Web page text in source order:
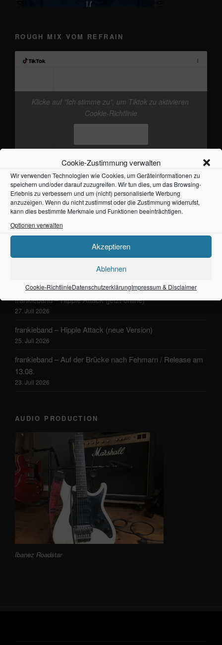
Cookie-Zustimmung verwalten
Wir verwenden Technologien wie Cookies, um Geräteinformationen zu
speichern und/oder darauf zuzugreifen. Wir tun dies, um das Browsing-
Erlebnis zu verbessern und um (nicht) personalisierte Werbung
anzuzeigen. Wenn du nicht zustimmst oder die Zustimmung widerrufst,
kann dies bestimmte Merkmale und Funktionen beeinträchtigen.
Optionen verwalten
Akzeptieren
Ablehnen
Cookie-RichtlinieDatenschutzerklärungImpressum & Disclaimer
ROUGH MIX VOM REFRAIN
@frankiebandneuer Track von mir. mal wieder
den Kopf freikriegen#Ostsee #Fehmarn
Klicke auf "Ich stimme zu", um Tiktok zu aktivieren
Cookie-Richtlinie
NEUESTE BEITRÄGE
Frankieband – Fehmarn Produktion Part 7
frankieband – Hippie Attack (jetzt online)
27. Juli 2026
frankieband – Hippie Attack (neue Version)
25. Juli 2026
frankieband – Auf der Brücke nach Fehmarn / Release am
13.08.
23. Juli 2026
AUDIO PRODUCTION
Ibanez Roadstar